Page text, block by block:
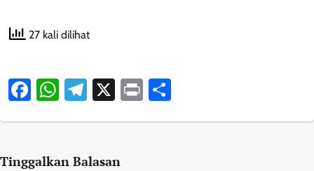
27 kali dilihat
Facebook
WhatsApp
Telegram
X Print
Tinggalkan Balasan